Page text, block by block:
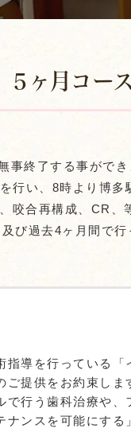
ヶ月コース
事終了する事ができ
行い、8時より博
咬合再構成、CR
び過去4ヶ月間で
指導を行っている
ご提供をお約束し
で行う歯科治療や
ナンスを可能にす